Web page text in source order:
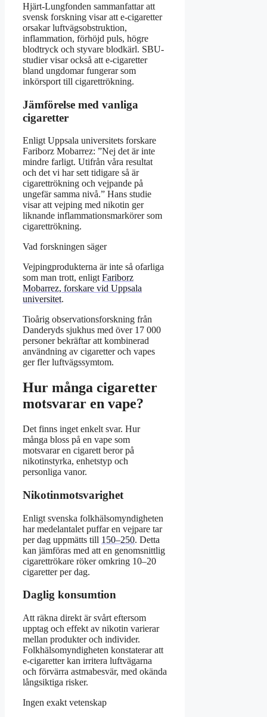
Hjärt-Lungfonden sammanfattar att
svensk forskning visar att e-cigaretter
orsakar luftvägsobstruktion,
inflammation, förhöjd puls, högre
blodtryck och styvare blodkärl. SBU-
studier visar också att e-cigaretter
bland ungdomar fungerar som
inkörsport till cigarettrökning.
Jämförelse med vanliga
cigaretter
Enligt Uppsala universitets forskare
Fariborz Mobarrez: ”Nej det är inte
mindre farligt. Utifrån våra resultat
och det vi har sett tidigare så är
cigarettrökning och vejpande på
ungefär samma nivå.” Hans studie
visar att vejping med nikotin ger
liknande inflammationsmarkörer som
cigarettrökning.
Vad forskningen säger
Vejpingprodukterna är inte så ofarliga
som man trott, enligt Fariborz
Mobarrez, forskare vid Uppsala
universitet.
Tioårig observationsforskning från
Danderyds sjukhus med över 17 000
personer bekräftar att kombinerad
användning av cigaretter och vapes
ger fler luftvägssymtom.
Hur många cigaretter
motsvarar en vape?
Det finns inget enkelt svar. Hur
många bloss på en vape som
motsvarar en cigarett beror på
nikotinstyrka, enhetstyp och
personliga vanor.
Nikotinmotsvarighet
Enligt svenska folkhälsomyndigheten
har medelantalet puffar en vejpare tar
per dag uppmätts till 150–250. Detta
kan jämföras med att en genomsnittlig
cigarettrökare röker omkring 10–20
cigaretter per dag.
Daglig konsumtion
Att räkna direkt är svårt eftersom
upptag och effekt av nikotin varierar
mellan produkter och individer.
Folkhälsomyndigheten konstaterar att
e-cigaretter kan irritera luftvägarna
och förvärra astmabesvär, med okända
långsiktiga risker.
Ingen exakt vetenskap